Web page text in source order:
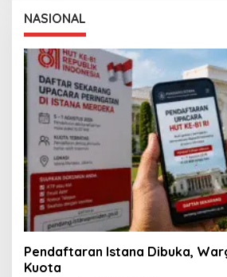
NASIONAL
Pendaftaran Istana Dibuka,
Kuota